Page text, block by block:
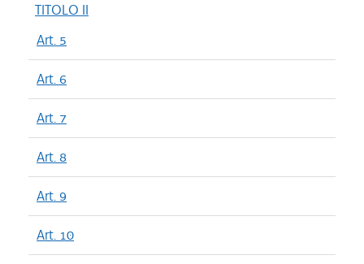
TITOLO II
Art. 5
Art. 6
Art. 7
Art. 8
Art. 9
Art. 10